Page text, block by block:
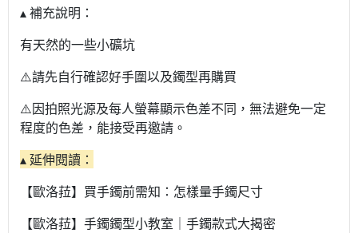
▴ 補充說明：
有天然的一些小礦坑
⚠️請先自行確認好手圍以及鐲型再購買
⚠️因拍照光源及每人螢幕顯示色差不同，無法避免一定
程度的色差，能接受再邀請。
▴ 延伸閱讀：
【歐洛菈】買手鐲前需知：怎樣量手鐲尺寸
【歐洛菈】手鐲鐲型小教室｜手鐲款式大揭密